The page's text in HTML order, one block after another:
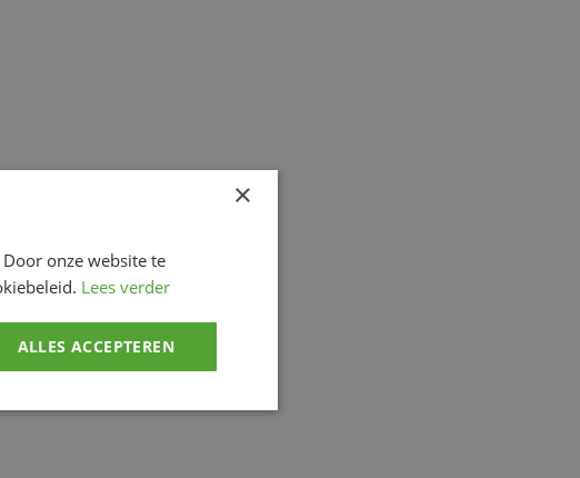
×
onze website te
Lees verder
ALLES ACCEPTEREN